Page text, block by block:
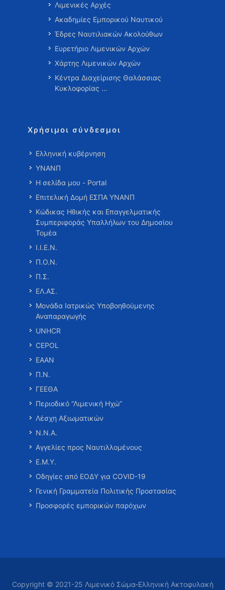
Λιμενικές Αρχές
Ακαδημίες Εμπορικού Ναυτικού
Έδρες Ναυτιλιακών Ακολούθων
Ευρετήριο Λιμενικών Αρχών
Χάρτης Λιμενικών Αρχών
Κέντρα Διαχείρισης Θαλάσσιας
Κυκλοφορίας …
Χρήσιμοι σύνδεσμοι
Ελληνική κυβέρνηση
ΥΝΑΝΠ
Η σελίδα μου - Portal
Επιτελική Δομή ΕΣΠΑ ΥΝΑΝΠ
Κώδικας Ηθικής και Επαγγελματικής
Συμπεριφοράς Υπαλλήλων του Δημοσίου
Τομέα
Ι.Ι.Ε.Ν.
Π.Ο.Ν.
Π.Σ.
ΕΛ.ΑΣ.
Μονάδα Ιατρικώς Υποβοηθούμενης
Αναπαραγωγής
UNHCR
CEPOL
ΕΑΑΝ
Π.Ν.
ΓΕΕΘΑ
Περιοδικό “Λιμενική Ηχώ”
Λέσχη Αξιωματικών
Ν.Ν.Α.
Αγγελίες προς Ναυτιλλομένους
Ε.Μ.Υ.
Οδηγίες από ΕΟΔΥ για COVID-19
Γενική Γραμματεία Πολιτικής Προστασίας
Προσφορές εμπορικών παρόχων
Copyright © 2021-25 Λιμενικό Σώμα-Ελληνική Ακτοφυλακή